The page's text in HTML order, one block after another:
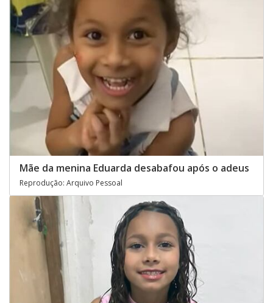
Mãe da menina Eduarda desabafou após o adeus
Reprodução: Arquivo Pessoal